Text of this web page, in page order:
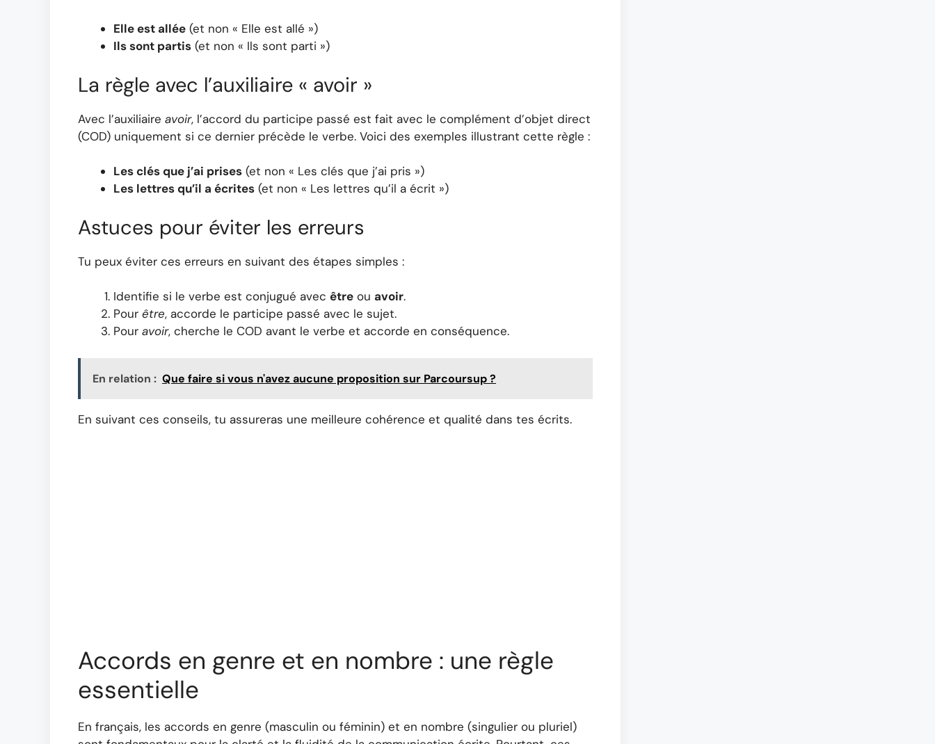
Elle est allée (et non « Elle est allé »)
Ils sont partis (et non « Ils sont parti »)
La règle avec l’auxiliaire « avoir »
Avec l’auxiliaire avoir, l’accord du participe passé est fait avec le complément d’objet direct
(COD) uniquement si ce dernier précède le verbe. Voici des exemples illustrant cette règle :
Les clés que j’ai prises (et non « Les clés que j’ai pris »)
Les lettres qu’il a écrites (et non « Les lettres qu’il a écrit »)
Astuces pour éviter les erreurs
Tu peux éviter ces erreurs en suivant des étapes simples :
Identifie si le verbe est conjugué avec être ou avoir.
Pour être, accorde le participe passé avec le sujet.
Pour avoir, cherche le COD avant le verbe et accorde en conséquence.
En relation : Que faire si vous n'avez aucune proposition sur Parcoursup ?
En suivant ces conseils, tu assureras une meilleure cohérence et qualité dans tes écrits.
Accords en genre et en nombre : une règle
essentielle
En français, les accords en genre (masculin ou féminin) et en nombre (singulier ou pluriel)